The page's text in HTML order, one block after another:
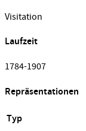
Visitation
Laufzeit
1784-1907
Repräsentationen
Typ